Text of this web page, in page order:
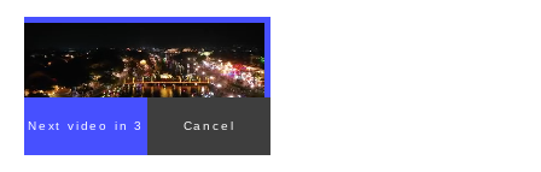
Next video in 3 Cancel